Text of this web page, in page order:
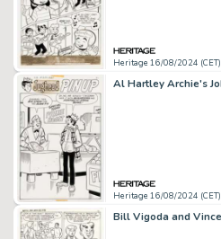
Heritage 16/08/2024 (CET)
Heritage 16/08/2024 (CET)